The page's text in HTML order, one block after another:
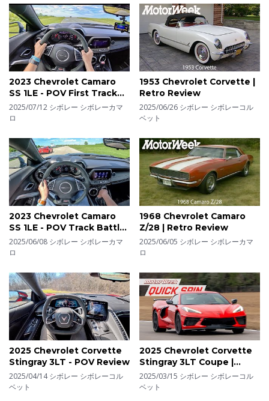
2023 Chevrolet Camaro
SS 1LE - POV First Track
Driving Impressions
2025/07/12 シボレー シボレーカマ
ロ
1953 Chevrolet Corvette |
Retro Review
2025/06/26 シボレー シボレーコル
ベット
2023 Chevrolet Camaro
SS 1LE - POV Track Battle
w/ 981 Cayman GT4
(Gingerman Raceway)
2025/06/08 シボレー シボレーカマ
ロ
1968 Chevrolet Camaro
Z/28 | Retro Review
2025/06/05 シボレー シボレーカマ
ロ
2025 Chevrolet Corvette
Stingray 3LT - POV Review
2025/04/14 シボレー シボレーコル
ベット
2025 Chevrolet Corvette
Stingray 3LT Coupe |
MotorWeek Quick Spin
2025/03/15 シボレー シボレーコル
ベット